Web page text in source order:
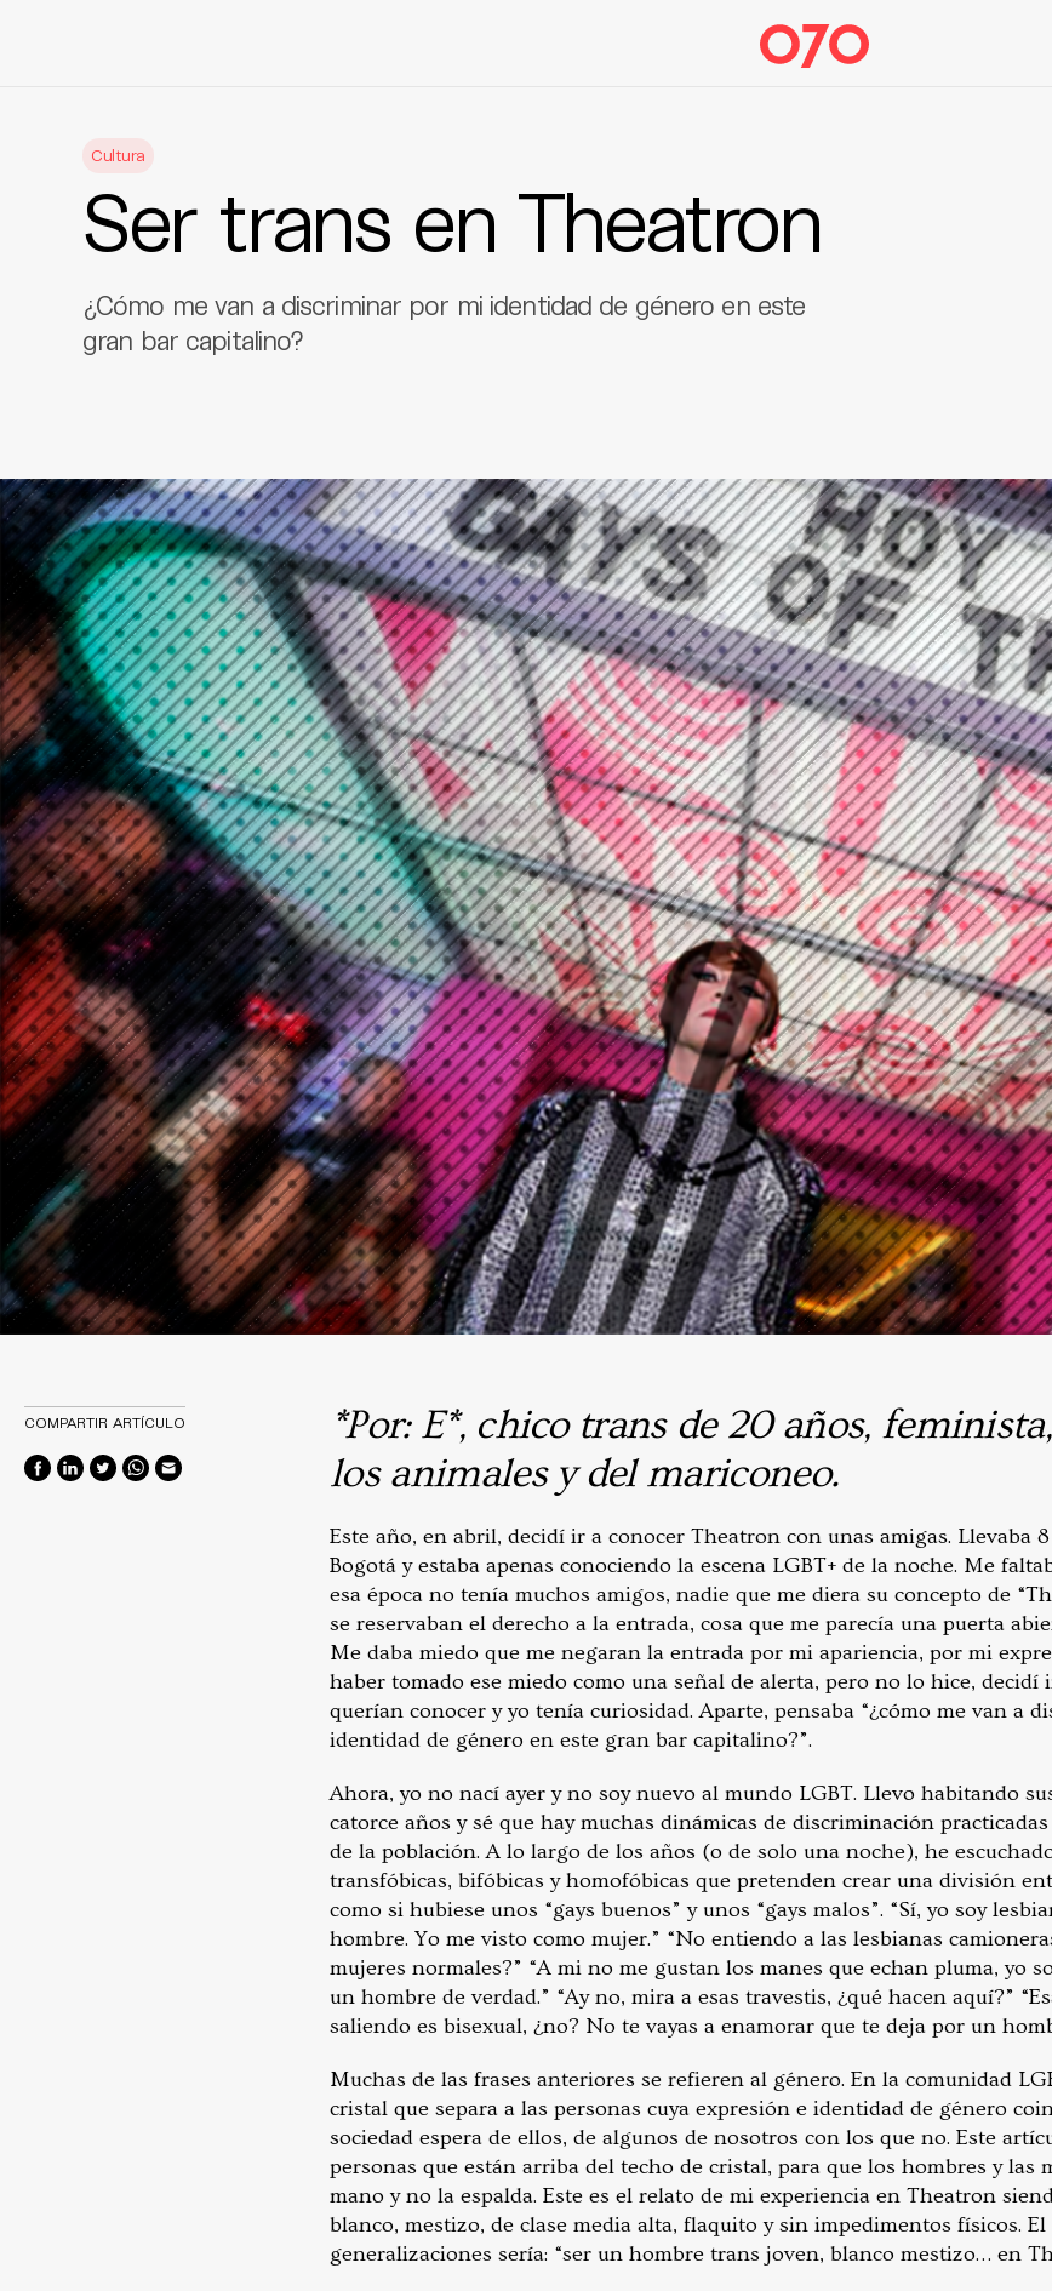
Cultura
Ser trans en Theatron
¿Cómo me van a discriminar por mi identidad de género en este
gran bar capitalino?
*Por: E*, chico trans de 20 años,
los animales y del mariconeo.
Este año, en abril, decidí ir a conocer Theatron con unas amigas. Llevaba
Bogotá y estaba apenas conociendo la escena LGBT+ de la noche. Me
esa época no tenía muchos amigos, nadie que me diera su concepto de
se reservaban el derecho a la entrada, cosa que me parecía una puerta
Me daba miedo que me negaran la entrada por mi apariencia, por mi
haber tomado ese miedo como una señal de alerta, pero no lo hice, decidí
querían conocer y yo tenía curiosidad. Aparte, pensaba “¿cómo me van a
identidad de género en este gran bar capitalino?”.
Ahora, yo no nací ayer y no soy nuevo al mundo LGBT. Llevo habitando
catorce años y sé que hay muchas dinámicas de discriminación
de la población. A lo largo de los años (o de solo una noche), he
transfóbicas, bifóbicas y homofóbicas que pretenden crear una división
como si hubiese unos “gays buenos” y unos “gays malos”. “Sí, yo soy
hombre. Yo me visto como mujer.” “No entiendo a las lesbianas
mujeres normales?” “A mi no me gustan los manes que echan pluma, yo
un hombre de verdad.” “Ay no, mira a esas travestis, ¿qué hacen aquí?”
saliendo es bisexual, ¿no? No te vayas a enamorar que te deja por un
Muchas de las frases anteriores se refieren al género. En la comunidad
cristal que separa a las personas cuya expresión e identidad de género
sociedad espera de ellos, de algunos de nosotros con los que no. Este
personas que están arriba del techo de cristal, para que los hombres y las
mano y no la espalda. Este es el relato de mi experiencia en Theatron
blanco, mestizo, de clase media alta, flaquito y sin impedimentos físicos.
generalizaciones sería: “ser un hombre trans joven, blanco mestizo… en
COMPARTIR ARTÍCULO